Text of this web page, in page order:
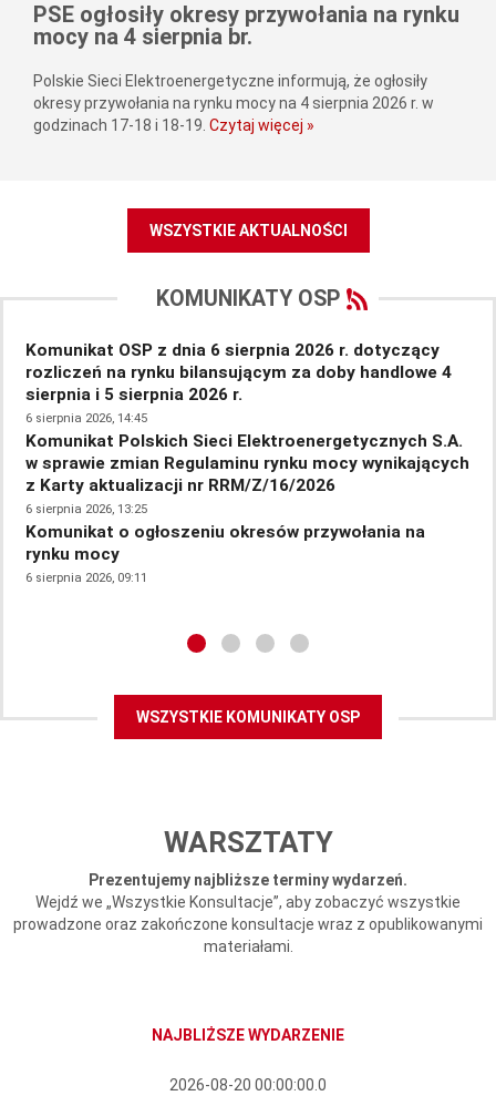
PSE ogłosiły okresy przywołania na rynku
mocy na 4 sierpnia br.
Polskie Sieci Elektroenergetyczne informują, że ogłosiły
okresy przywołania na rynku mocy na 4 sierpnia 2026 r. w
godzinach 17-18 i 18-19. Czytaj więcej »
WSZYSTKIE AKTUALNOŚCI
KOMUNIKATY OSP
Komunikat OSP z dnia 6 sierpnia 2026 r. dotyczący
rozliczeń na rynku bilansującym za doby handlowe 4
sierpnia i 5 sierpnia 2026 r.
6 sierpnia 2026, 14:45
Komunikat Polskich Sieci Elektroenergetycznych S.A.
w sprawie zmian Regulaminu rynku mocy wynikających
z Karty aktualizacji nr RRM/Z/16/2026
6 sierpnia 2026, 13:25
Komunikat o ogłoszeniu okresów przywołania na
rynku mocy
6 sierpnia 2026, 09:11
WSZYSTKIE KOMUNIKATY OSP
WARSZTATY
Prezentujemy najbliższe terminy wydarzeń.
Wejdź we „Wszystkie Konsultacje”, aby zobaczyć wszystkie
prowadzone oraz zakończone konsultacje wraz z opublikowanymi
materiałami.
NAJBLIŻSZE WYDARZENIE
2026-08-20 00:00:00.0